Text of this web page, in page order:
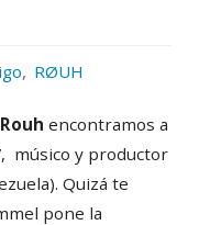
, RØUH
Rouh encontramos a
músico y productor
Quizá te
pone la